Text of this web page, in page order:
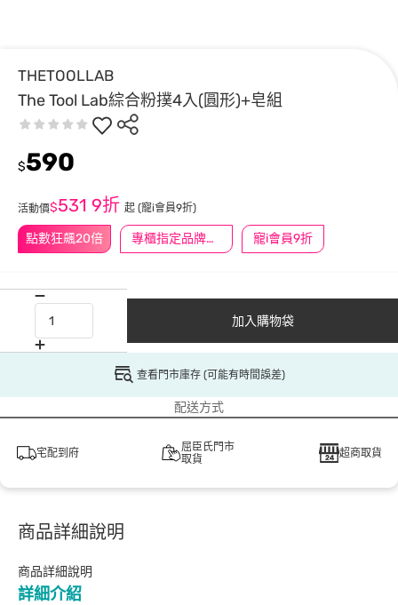
THETOOLLAB
The Tool Lab綜合粉撲4入(圓形)+皂組
點數狂飆20倍 專櫃指定品牌滿2000送$200 寵i會員9折
$590
活動價$531 9折 起 (寵i會員9折)
加入購物袋
查看門市庫存 (可能有時間誤差)
配送方式
宅配到府
屈臣氏門市
取貨
超商取貨
商品詳細說明
商品詳細說明
詳細介紹